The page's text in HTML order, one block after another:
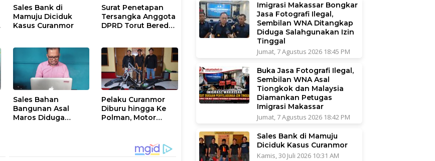
Sales Bank di
Mamuju Diciduk
Kasus Curanmor
Surat Penetapan
Tersangka Anggota
DPRD Torut Beredar,
Berstatus Saksi
Sales Bahan
Bangunan Asal
Maros Diduga
Pelaku Curanmor
Diburu hingga Ke
Polman, Motor
Imigrasi Makassar Bongkar
Jasa Fotografi Ilegal,
Sembilan WNA Ditangkap
Diduga Salahgunakan Izin
Tinggal
Jumat, 7 Agustus 2026 18:45 PM
Buka Jasa Fotografi Ilegal,
Sembilan WNA Asal
Tiongkok dan Malaysia
Diamankan Petugas
Imigrasi Makassar
Jumat, 7 Agustus 2026 18:42 PM
Sales Bank di Mamuju
Diciduk Kasus Curanmor
Kamis, 30 Juli 2026 10:31 AM